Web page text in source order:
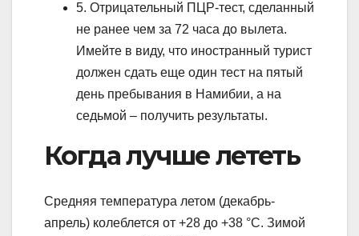
5. Отрицательный ПЦР-тест, сделанный
не ранее чем за 72 часа до вылета.
Имейте в виду, что иностранный турист
должен сдать еще один тест на пятый
день пребывания в Намибии, а на
седьмой – получить результаты.
Когда лучше лететь
Средняя температура летом (декабрь-
апрель) колеблется от +28 до +38 °C. Зимой